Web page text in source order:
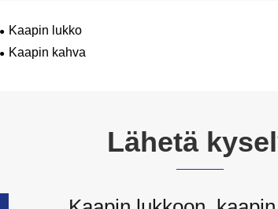
Kaapin lukko
Kaapin kahva
Lähetä